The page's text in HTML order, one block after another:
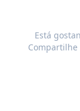
Está
Compartilhe